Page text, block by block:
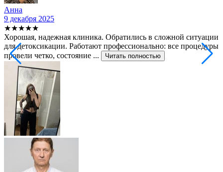
Анна
9 декабря 2025
★★★★★
Хорошая, надежная клиника. Обратились в сложной ситуации
для детоксикации. Работают профессионально: все процедуры
провели четко, состояние ...
Читать полностью